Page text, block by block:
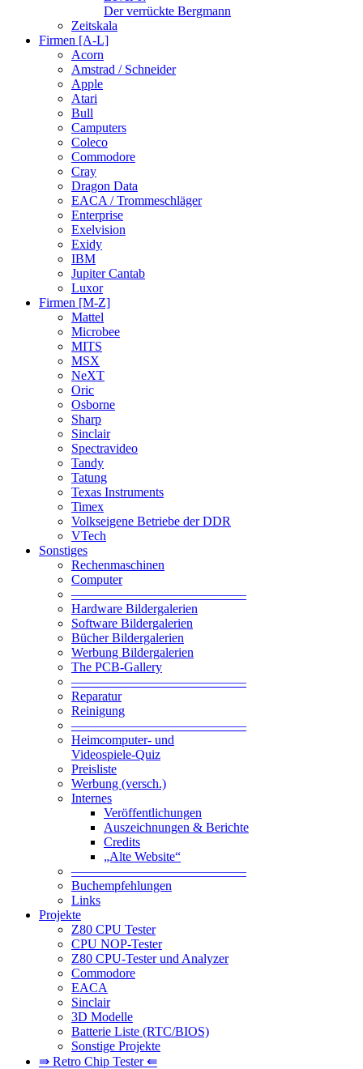
Der verrückte Bergmann
Zeitskala
Firmen [A-L]
Acorn
Amstrad / Schneider
Apple
Atari
Bull
Camputers
Coleco
Commodore
Cray
Dragon Data
EACA / Trommeschläger
Enterprise
Exelvision
Exidy
IBM
Jupiter Cantab
Luxor
Firmen [M-Z]
Mattel
Microbee
MITS
MSX
NeXT
Oric
Osborne
Sharp
Sinclair
Spectravideo
Tandy
Tatung
Texas Instruments
Timex
Volkseigene Betriebe der DDR
VTech
Sonstiges
Rechenmaschinen
Computer
—————————————–
Hardware Bildergalerien
Software Bildergalerien
Bücher Bildergalerien
Werbung Bildergalerien
The PCB-Gallery
—————————————–
Reparatur
Reinigung
—————————————–
Heimcomputer- und
Videospiele-Quiz
Preisliste
Werbung (versch.)
Internes
Veröffentlichungen
Auszeichnungen & Berichte
Credits
„Alte Website“
—————————————–
Buchempfehlungen
Links
Projekte
Z80 CPU Tester
CPU NOP-Tester
Z80 CPU-Tester und Analyzer
Commodore
EACA
Sinclair
3D Modelle
Batterie Liste (RTC/BIOS)
Sonstige Projekte
⇛ Retro Chip Tester ⇚